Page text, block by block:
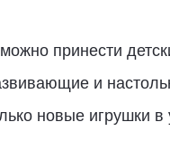
принести
и
новые игрушки в